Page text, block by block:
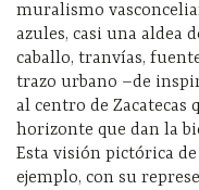
muralismo
azules, casi una aldea
caballo, tranvías,
trazo urbano –de
al centro de Zacatecas
horizonte que dan la
Esta visión pictórica
ejemplo, con su